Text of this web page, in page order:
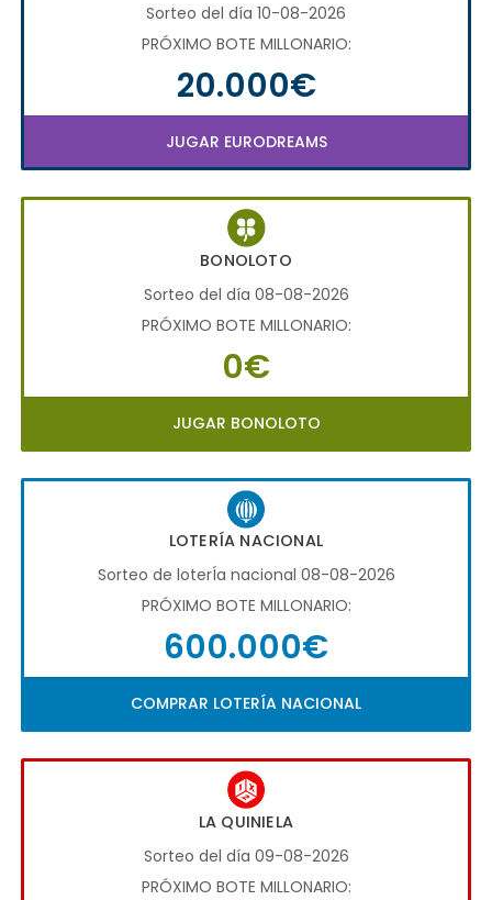
Sorteo del día 10-08-2026
PRÓXIMO BOTE MILLONARIO:
20.000€
JUGAR EURODREAMS
BONOLOTO
Sorteo del día 08-08-2026
PRÓXIMO BOTE MILLONARIO:
0€
JUGAR BONOLOTO
LOTERÍA NACIONAL
Sorteo de loterÍa nacional 08-08-2026
PRÓXIMO BOTE MILLONARIO:
600.000€
COMPRAR LOTERÍA NACIONAL
LA QUINIELA
Sorteo del día 09-08-2026
PRÓXIMO BOTE MILLONARIO: